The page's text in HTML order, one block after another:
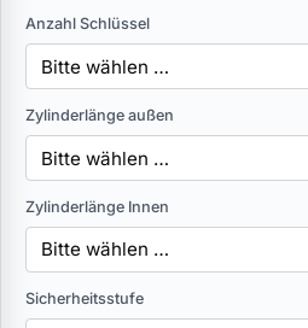
Anzahl Schlüssel
Zylinderlänge außen
Zylinderlänge Innen
Sicherheitsstufe